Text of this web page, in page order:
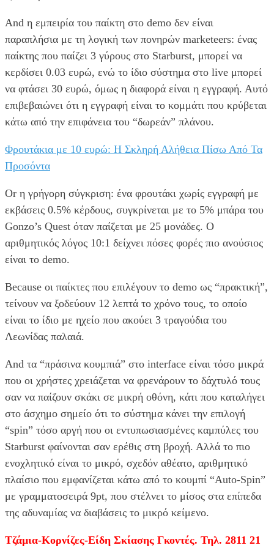
And η εμπειρία του παίκτη στο demo δεν είναι
παραπλήσια με τη λογική των πονηρών marketeers: ένας
παίκτης που παίζει 3 γύρους στο Starburst, μπορεί να
κερδίσει 0.03 ευρώ, ενώ το ίδιο σύστημα στο live μπορεί
να φτάσει 30 ευρώ, όμως η διαφορά είναι η εγγραφή. Αυτό
επιβεβαιώνει ότι η εγγραφή είναι το κομμάτι που κρύβεται
κάτω από την επιφάνεια του “δωρεάν” πλάνου.
Φρουτάκια με 10 ευρώ: Η Σκληρή Αλήθεια Πίσω Από Τα
Προσόντα
Or η γρήγορη σύγκριση: ένα φρουτάκι χωρίς εγγραφή με
εκβάσεις 0.5% κέρδους, συγκρίνεται με το 5% μπάρα του
Gonzo’s Quest όταν παίζεται με 25 μονάδες. Ο
αριθμητικός λόγος 10:1 δείχνει πόσες φορές πιο ανούσιος
είναι το demo.
Because οι παίκτες που επιλέγουν το demo ως “πρακτική”,
τείνουν να ξοδεύουν 12 λεπτά το χρόνο τους, το οποίο
είναι το ίδιο με ηχείο που ακούει 3 τραγούδια του
Λεωνίδας παλαιά.
And τα “πράσινα κουμπιά” στο interface είναι τόσο μικρά
που οι χρήστες χρειάζεται να φρενάρουν το δάχτυλό τους
σαν να παίζουν σκάκι σε μικρή οθόνη, κάτι που καταλήγει
στο άσχημο σημείο ότι το σύστημα κάνει την επιλογή
“spin” τόσο αργή που οι εντυπωσιασμένες καμπύλες του
Starburst φαίνονται σαν ερέθις στη βροχή. Αλλά το πιο
ενοχλητικό είναι το μικρό, σχεδόν αθέατο, αριθμητικό
πλαίσιο που εμφανίζεται κάτω από το κουμπί “Auto‑Spin”
με γραμματοσειρά 9pt, που στέλνει το μίσος στα επίπεδα
της αδυναμίας να διαβάσεις το μικρό κείμενο.
Τζάμια-Κορνίζες-Είδη Σκίασης Γκοντές. Τηλ. 2811 21